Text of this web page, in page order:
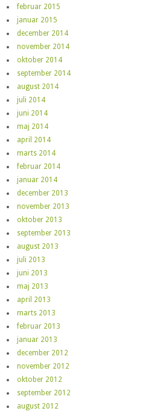
februar 2015
januar 2015
december 2014
november 2014
oktober 2014
september 2014
august 2014
juli 2014
juni 2014
maj 2014
april 2014
marts 2014
februar 2014
januar 2014
december 2013
november 2013
oktober 2013
september 2013
august 2013
juli 2013
juni 2013
maj 2013
april 2013
marts 2013
februar 2013
januar 2013
december 2012
november 2012
oktober 2012
september 2012
august 2012